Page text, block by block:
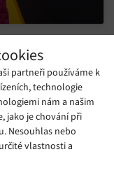
partneři používáme k
technologie
nám a našim
jako je chování při
Nesouhlas nebo
vlastnosti a